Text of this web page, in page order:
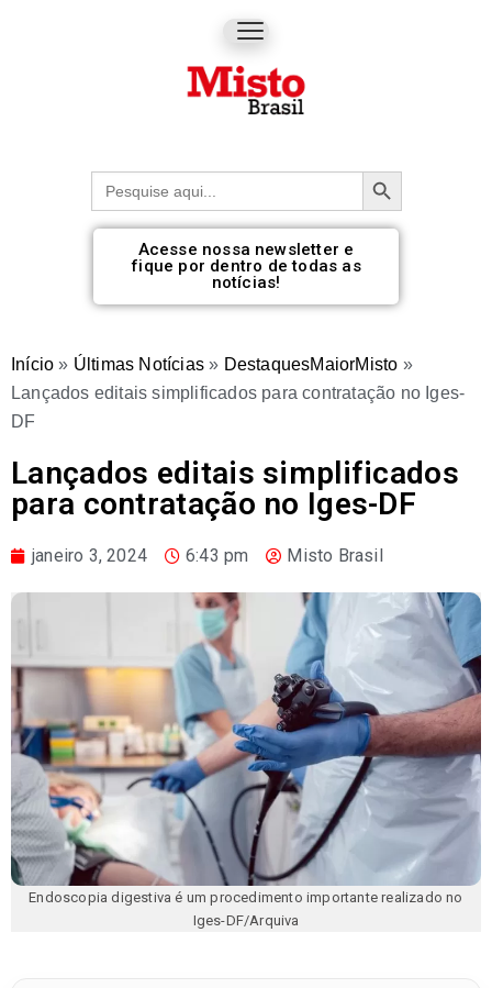
Procurar: Botão de pesquisa
Acesse nossa newsletter e
fique por dentro de todas as
notícias!
Início » Últimas Notícias » DestaquesMaiorMisto »
Lançados editais simplificados para contratação no Iges-
DF
Lançados editais simplificados
para contratação no Iges-DF
janeiro 3, 2024 6:43 pm Misto Brasil
Endoscopia digestiva é um procedimento importante realizado no
Iges-DF/Arquiva